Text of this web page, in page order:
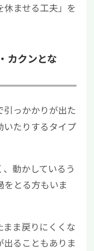
休ませる工夫」を
カクンとな
引っかかりが出た
いたりするタイプ
動かしているう
をとる方もいま
ま戻りにくくな
ることもありま